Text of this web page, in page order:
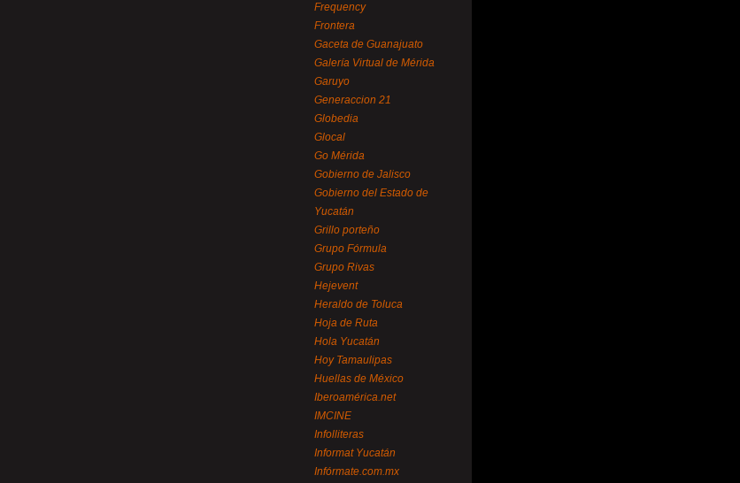
Frequency
Frontera
Gaceta de Guanajuato
Galería Virtual de Mérida
Garuyo
Generaccion 21
Globedia
Glocal
Go Mérida
Gobierno de Jalisco
Gobierno del Estado de
Yucatán
Grillo porteño
Grupo Fórmula
Grupo Rivas
Hejevent
Heraldo de Toluca
Hoja de Ruta
Hola Yucatán
Hoy Tamaulipas
Huellas de México
Iberoamérica.net
IMCINE
Infolliteras
Informat Yucatán
Infórmate.com.mx